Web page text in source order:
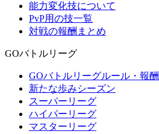
能力変化技について
PvP用の技一覧
対戦の報酬まとめ
GOバトルリーグ
GOバトルリーグルール・報酬
新たな歩みシーズン
スーパーリーグ
ハイパーリーグ
マスターリーグ